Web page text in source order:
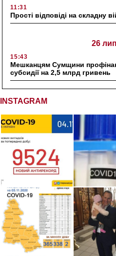
11:31
Прості відповіді на складну
26
15:43
Мешканцям Сумщини
субсидії на 2,5 млрд гривень
INSTAGRAM